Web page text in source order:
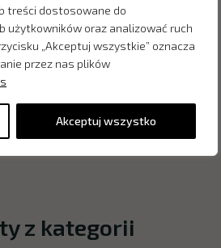
treści dostosowane do
użytkowników oraz analizować ruch
„Akceptuj wszystkie” oznacza
przez nas plików
Akceptuj wszystko
z kategorii